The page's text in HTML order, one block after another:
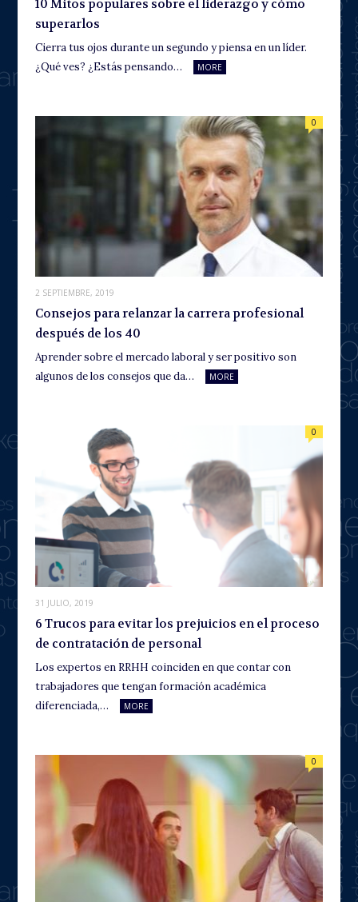
10 Mitos populares sobre el liderazgo y cómo
superarlos
Cierra tus ojos durante un segundo y piensa en un líder.
¿Qué ves? ¿Estás pensando…
MORE
2 SEPTIEMBRE, 2019
0
Consejos para relanzar la carrera profesional
después de los 40
Aprender sobre el mercado laboral y ser positivo son
algunos de los consejos que da…
MORE
31 JULIO, 2019
0
6 Trucos para evitar los prejuicios en el proceso
de contratación de personal
Los expertos en RRHH coinciden en que contar con
trabajadores que tengan formación académica
diferenciada,…
MORE
0